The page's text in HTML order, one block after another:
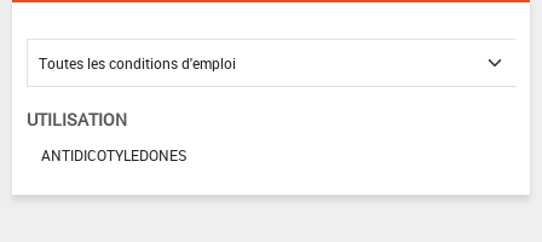
UTILISATION
ANTIDICOTYLEDONES